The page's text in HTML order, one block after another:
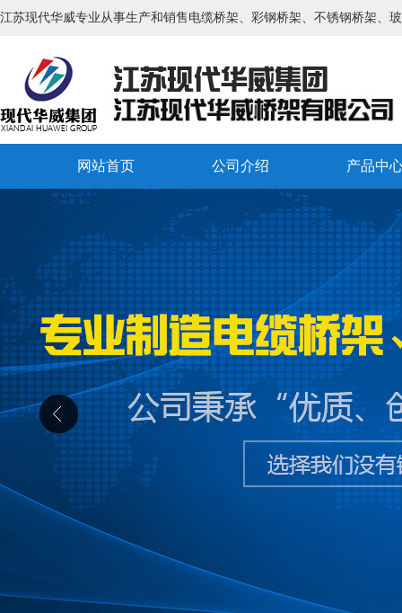
江苏现代华威专业从事生产和销售电缆桥架、彩钢桥架、不锈钢桥架、
网站首页 公司介绍 产品中